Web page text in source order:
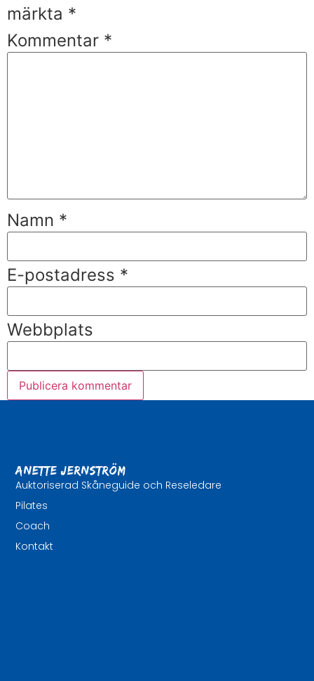
märkta *
Kommentar *
Namn *
E-postadress *
Webbplats
Anette Jernström
Auktoriserad Skåneguide och Reseledare
Pilates
Coach
Kontakt